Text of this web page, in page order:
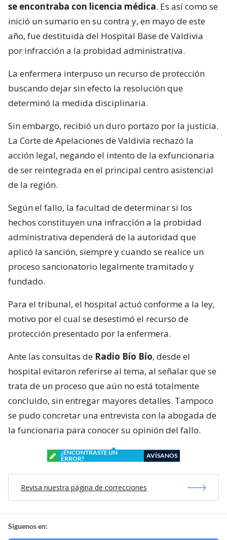
se encontraba con licencia médica. Es así como se
inició un sumario en su contra y, en mayo de este
año, fue destituida del Hospital Base de Valdivia
por infracción a la probidad administrativa.
La enfermera interpuso un recurso de protección
buscando dejar sin efecto la resolución que
determinó la medida disciplinaria.
Sin embargo, recibió un duro portazo por la justicia.
La Corte de Apelaciones de Valdivia rechazó la
acción legal, negando el intento de la exfuncionaria
de ser reintegrada en el principal centro asistencial
de la región.
Según el fallo, la facultad de determinar si los
hechos constituyen una infracción a la probidad
administrativa dependerá de la autoridad que
aplicó la sanción, siempre y cuando se realice un
proceso sancionatorio legalmente tramitado y
fundado.
Para el tribunal, el hospital actuó conforme a la ley,
motivo por el cual se desestimó el recurso de
protección presentado por la enfermera.
Ante las consultas de Radio Bío Bío, desde el
hospital evitaron referirse al tema, al señalar que se
trata de un proceso que aún no está totalmente
concluido, sin entregar mayores detalles. Tampoco
se pudo concretar una entrevista con la abogada de
la funcionaria para conocer su opinión del fallo.
¿ENCONTRASTE UN
ERROR?
AVÍSANOS
Revisa nuestra página de correcciones
Síguenos en: